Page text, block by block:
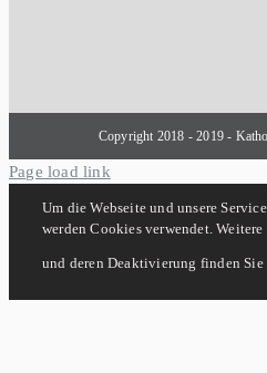
Copyright 2018 - 2019 -
Page load link
Um die Webseite und unsere
werden Cookies verwendet.
und deren Deaktivierung finden Sie